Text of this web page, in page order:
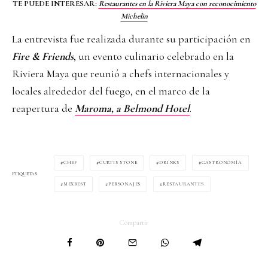
TE PUEDE INTERESAR: Restaurantes en la Riviera Maya con reconocimiento
Michelin
La entrevista fue realizada durante su participación en
Fire & Friends, un evento culinario celebrado en la
Riviera Maya que reunió a chefs internacionales y
locales alrededor del fuego, en el marco de la
reapertura de Maroma, a Belmond Hotel.
ETIQUETAS
CHEF CURTIS STONE DRINKS GASTRONOMÍA
MEXBEST PERSONAJES RESTAURANTES
Compartir